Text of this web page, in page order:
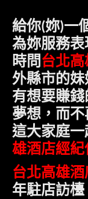
給你(妳)一
為妳服務
時問台北
外縣市的
有想要賺
夢想，而
這大家庭
雄酒店經紀
台北高雄
年駐店訪